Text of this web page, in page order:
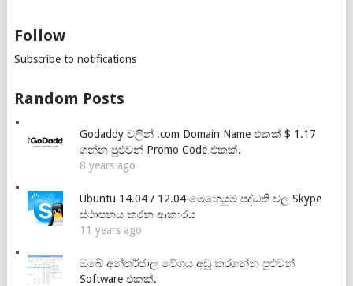
Follow
Subscribe to notifications
Random Posts
Godaddy වලින් .com Domain Name එකක් $ 1.17
ගන්න පුළුවන් Promo Code එකක්.
8 years ago
Ubuntu 14.04 / 12.04 මෙහෙයුම් පද්ධති වල Skype
ස්ථාපනය කරන ආකාරය
11 years ago
ඔබේ අන්තර්ජාල වේගය අඩු කරගන්න පුළුවන්
Software එකක්.